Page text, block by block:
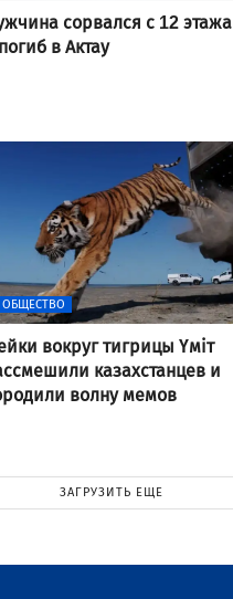
сорвался с 12 этажа
в Актау
ОБЩЕСТВО
вокруг тигрицы Үміт
казахстанцев и
волну мемов
ЗАГРУЗИТЬ ЕЩЕ